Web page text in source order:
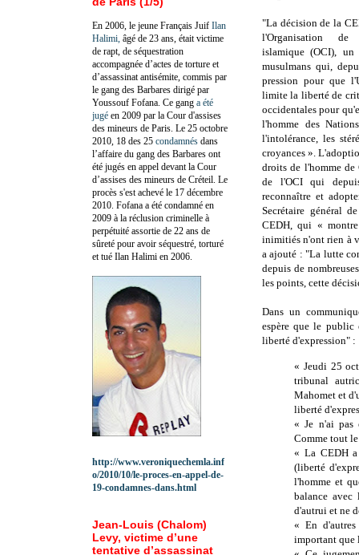
"La décision de la
l'Organisation
islamique (OCI),
musulmans qui,
pression pour que
limite la liberté de
occidentales pour
l'homme des
l'intolérance, les
croyances ».
droits de l'homme de
de l'OCI qui
reconnaître et
Secrétaire général
CEDH, qui «
inimitiés n'ont rien à
a ajouté : "La lutte
depuis de
les points, cette
Dans un
espère que le public
liberté d'expression" :
« Jeudi 25
tribunal
Mahomet et
liberté
« Je n'ai pas
Comme tout
« La CEDH
(liberté
l'homme et
balance
d'autrui et ne
« En
important que
En 2006, le jeune Français Juif Ilan
Halimi, âgé de 23 ans, était victime
de rapt, de séquestration
accompagnée d’actes de torture et
d’assassinat antisémite, commis par
le gang des Barbares dirigé par
Youssouf Fofana. Ce gang a été
jugé en 2009 par la Cour d'assises
des mineurs de Paris. Le 25 octobre
2010, 18 des 25 condamnés dans
l’affaire du gang des Barbares ont
été jugés en appel devant la Cour
d’assises des mineurs de Créteil. Le
procès s'est achevé le 17 décembre
2010. Fofana a été condamné en
2009 à la réclusion criminelle à
perpétuité assortie de 22 ans de
sûreté pour avoir séquestré, torturé
et tué Ilan Halimi en 2006.
http://www.veroniquechemla.inf
o/2010/10/le-proces-en-appel-de-
19-condamnes-dans.html
Jean-Louis (Chalom)
Levy, victime d’une
tentative d’assassinat